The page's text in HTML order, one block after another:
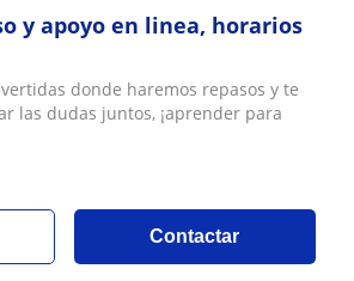
y apoyo en linea, horarios
donde haremos repasos y te
las dudas juntos, ¡aprender para
Contactar